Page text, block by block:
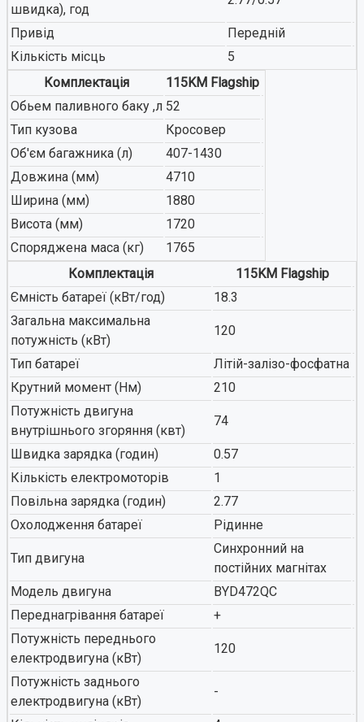
швидка), год
Привід
Передній
Кількість місць
5
Комплектація
115KM Flagship
Обьем паливного баку ,л 52
Тип кузова
Кросовер
Об'єм багажника (л)
407-1430
Довжина (мм)
4710
Ширина (мм)
1880
Висота (мм)
1720
Споряджена маса (кг)
1765
Комплектація
115KM Flagship
Ємність батареї (кВт/год)
18.3
Загальна максимальна
потужність (кВт)
120
Тип батареї
Літій-залізо-фосфатна
Крутний момент (Нм)
210
Потужність двигуна
внутрішнього згоряння (квт)
74
Швидка зарядка (годин)
0.57
Кількість електромоторів
1
Повільна зарядка (годин)
2.77
Охолодження батареї
Рідинне
Тип двигуна
Синхронний на
постійних магнітах
Модель двигуна
BYD472QC
Переднагрівання батареї
+
Потужність переднього
електродвигуна (кВт)
120
Потужність заднього
електродвигуна (кВт)
-